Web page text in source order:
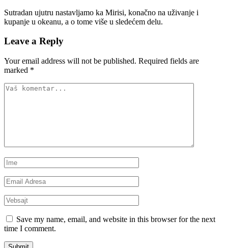
Sutradan ujutru nastavljamo ka Mirisi, konačno na uživanje i
kupanje u okeanu, a o tome više u sledećem delu.
Leave a Reply
Your email address will not be published. Required fields are
marked *
Save my name, email, and website in this browser for the next
time I comment.